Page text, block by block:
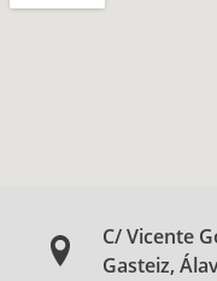
C/ Vicente
Gasteiz,